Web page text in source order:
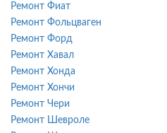
Ремонт Фиат
Ремонт Фольцваген
Ремонт Форд
Ремонт Хавал
Ремонт Хонда
Ремонт Хончи
Ремонт Чери
Ремонт Шевроле